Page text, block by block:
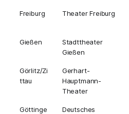
Freiburg Theater Freiburg
Gießen
Stadttheater
Gießen
Görlitz/Zi
ttau
Gerhart-
Hauptmann-
Theater
Göttinge
Deutsches